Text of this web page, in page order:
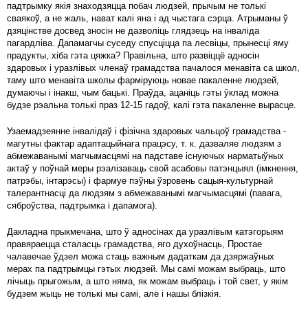
падтрымку якія знаходзяцца побач людзей, прычым не толькі
сваякоў, а не жаль, нават калі яна і ад чыстага сэрца. Атрыманы ў
дзяцінстве досвед зносін не дазволіць глядзець на інваліда
пагардліва. Дапамагчы суседу спусціцца па лесвіцы, прынесці яму
прадукты, хіба гэта цяжка? Правільна, што развіццё адносін
здаровых і уразлівых членаў грамадства пачалося менавіта са школ,
таму што менавіта школы фарміруюць новае пакаленне людзей,
думаючы і інакш, чым бацькі. Праўда, ацаніць гэты ўклад можна
будзе рэальна толькі праз 12-15 гадоў, калі гэта пакаленне вырасце.
Узаемадзеянне інвалідаў і фізічна здаровых чальцоў грамадства -
магутны фактар ​​адаптацыйнага працэсу, т. к. дазваляе людзям з
абмежаванымі магчымасцямі на падставе існуючых нарматыўных
актаў у поўнай меры рэалізаваць свой асабовы патэнцыял (імкнення,
патрэбы, інтарэсы) і фармуе пэўны ўзровень сацыя-культурнай
талерантнасці да людзям з абмежаванымі магчымасцямі (павага,
сяброўства, падтрымка і дапамога).
Дакладна прыкмечана, што ў адносінах да уразлівым катэгорыям
правяраецца сталасць грамадства, яго духоўнасць, Простае
чалавечае ўдзел можа стаць важным дадаткам да дзяржаўных
мерах па падтрымцы гэтых людзей. Мы самі можам выбраць, што
лічыць прыгожым, а што няма, як можам выбраць і той свет, у якім
будзем жыць не толькі мы самі, але і нашы блізкія.